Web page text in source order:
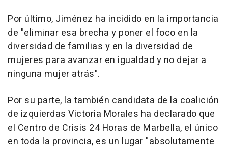
Por último, Jiménez ha incidido en la importancia
de "eliminar esa brecha y poner el foco en la
diversidad de familias y en la diversidad de
mujeres para avanzar en igualdad y no dejar a
ninguna mujer atrás".
Por su parte, la también candidata de la coalición
de izquierdas Victoria Morales ha declarado que
el Centro de Crisis 24 Horas de Marbella, el único
en toda la provincia, es un lugar "absolutamente